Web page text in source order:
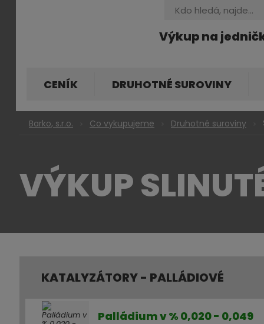
Výkup na
Vyhledávání
CENÍK DRUHOTNÉ SUROVINY
Barko, s.r.o. Co vykupujeme Druhotné suroviny
VÝKUP
KATALYZÁTORY - PALLÁDIOVÉ
Palládium v % 0,020 - 0,049